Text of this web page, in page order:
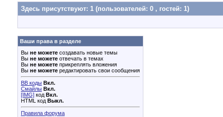
Здесь присутствуют: 1 (пользователей: 0 , гостей: 1)
Ваши права в разделе
Вы не можете создавать новые темы
Вы не можете отвечать в темах
Вы не можете прикреплять вложения
Вы не можете редактировать свои сообщения
BB коды Вкл.
Смайлы Вкл.
[IMG] код Вкл.
HTML код Выкл.
Правила форума